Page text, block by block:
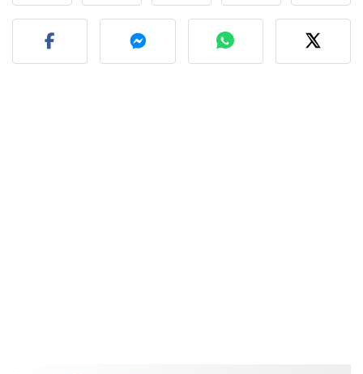
Fez esta receita?